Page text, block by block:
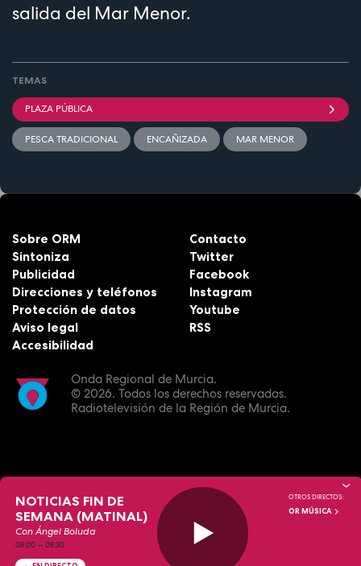
salida del Mar Menor.
TEMAS
PLAZA PÚBLICA
PESCA TRADICIONAL ENCAÑIZADA MAR MENOR
Onda Regional de Murcia.
© 2026. Todos los derechos reservados.
Radiotelevisión de la Región de Murcia.
Sobre ORM
Sintoniza
Publicidad
Direcciones y teléfonos
Protección de datos
Aviso legal
Accesibilidad
Contacto
Twitter
Facebook
Instagram
Youtube
RSS
NOTICIAS FIN DE
SEMANA (MATINAL)
Con Ángel Boluda
08:00—08:30
OTROS DIRECTOS:
OR MÚSICA